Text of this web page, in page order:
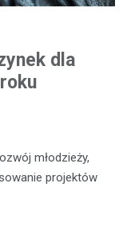
dla
młodzieży,
projektów